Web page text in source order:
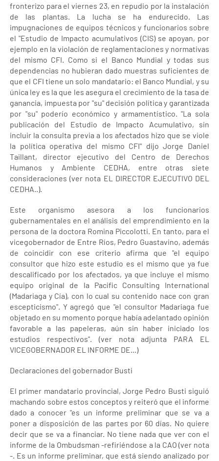
fronterizo para el viernes 23, en repudio por la instalación
de las plantas. La lucha se ha endurecido. Las
impugnaciones de equipos técnicos y funcionarios sobre
el "Estudio de Impacto acumulativos (CIS) se apoyan, por
ejemplo en la violación de reglamentaciones y normativas
del mismo CFI. Como si el Banco Mundial y todas sus
dependencias no hubieran dado muestras suficientes de
que el CFI tiene un solo mandatario: el Banco Mundial, y su
única ley es la que les asegura el crecimiento de la tasa de
ganancia, impuesta por "su" decisión política y garantizada
por "su" poderío económico y armamentístico. "La sola
publicación del Estudio de Impacto Acumulativo, sin
incluir la consulta previa a los afectados hizo que se viole
la política operativa del mismo CFI" dijo Jorge Daniel
Taillant, director ejecutivo del Centro de Derechos
Humanos y Ambiente CEDHA, entre otras siete
consideraciones (ver nota EL DIRECTOR EJECUTIVO DEL
CEDHA..).
Este organismo asesora a los funcionarios
gubernamentales en el análisis del emprendimiento en la
persona de la doctora Romina Piccolotti. En tanto, para el
vicegobernador de Entre Ríos, Pedro Guastavino, además
de coincidir con ese criterio afirma que "el equipo
consultor que hizo este estudio es el mismo que ya fue
descalificado por los afectados, ya que incluye el mismo
equipo original de la Pacific Consulting International
(Madariaga y Cía), con lo cual su contenido nace con gran
escepticismo". Y agregó que "el consultor Madariaga fue
objetado en su momento porque había adelantado opinión
favorable a las papeleras, aún sin haber iniciado los
estudios respectivos". (ver nota adjunta PARA EL
VICEGOBERNADOR EL INFORME DE...)
Declaraciones del gobernador Busti
El primer mandatario provincial, Jorge Pedro Busti siguió
machando sobre estos conceptos y reiteró que el informe
dado a conocer "es un informe preliminar que se va a
poner a disposición de las partes por 60 días. No quiere
decir que se va a financiar. No tiene nada que ver con el
informe de la Ombudsman -refiriéndose a la CAO (ver nota
-. Es un informe preliminar, que está siendo analizado por